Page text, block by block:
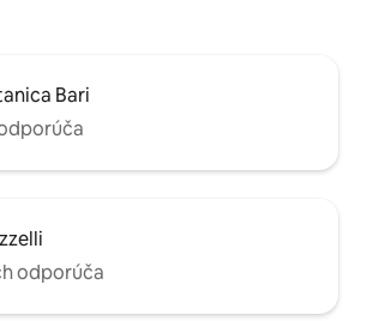
Bari
odporúča